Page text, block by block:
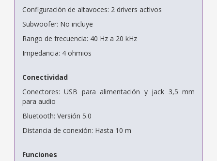
Configuración de altavoces: 2 drivers activos
Subwoofer: No incluye
Rango de frecuencia: 40 Hz a 20 kHz
Impedancia: 4 ohmios
Conectividad
Conectores: USB para alimentación y jack 3,5 mm
para audio
Bluetooth: Versión 5.0
Distancia de conexión: Hasta 10 m
Funciones